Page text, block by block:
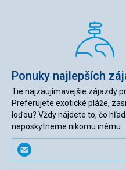
Ponuky najlepších
Tie najzaujímavejšie zájazdy
Preferujete exotické pláže,
loďou? Vždy nájdete to, čo
neposkytneme nikomu inému.
Zadajte
svoj